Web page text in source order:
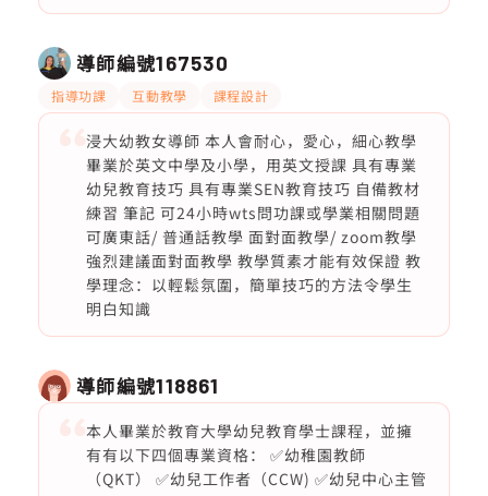
導師編號167530
指導功課 互動教學 課程設計
浸大幼教女導師 本人會耐心，愛心，細心教學
畢業於英文中學及小學，用英文授課 具有專業
幼兒教育技巧 具有專業SEN教育技巧 自備教材
練習 筆記 可24小時wts問功課或學業相關問題
可廣東話/ 普通話教學 面對面教學/ zoom教學
強烈建議面對面教學 教學質素才能有效保證 教
學理念：以輕鬆氛圍，簡單技巧的方法令學生
明白知識
導師編號118861
本人畢業於教育大學幼兒教育學士課程，並擁
有有以下四個專業資格： ✅幼稚園教師
（QKT） ✅幼兒工作者（CCW) ✅幼兒中心主管